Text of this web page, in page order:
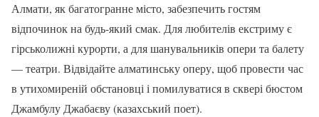
Алмати, як багатогранне місто, забезпечить гостям
відпочинок на будь-який смак. Для любителів екстриму є
гірськолижні курорти, а для шанувальників опери та балету
— театри. Відвідайте алматинську оперу, щоб провести час
в утихомиреній обстановці і помилуватися в сквері бюстом
Джамбулу Джабаєву (казахський поет).